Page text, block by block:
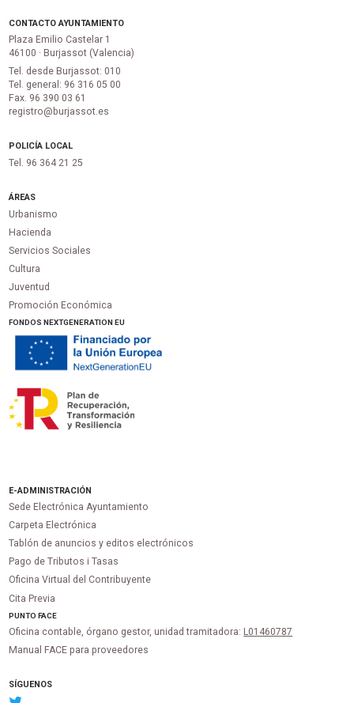
CONTACTO AYUNTAMIENTO
Plaza Emilio Castelar 1
46100 · Burjassot (Valencia)
Tel. desde Burjassot: 010
Tel. general: 96 316 05 00
Fax. 96 390 03 61
registro@burjassot.es
POLICÍA LOCAL
Tel. 96 364 21 25
ÁREAS
Urbanismo
Hacienda
Servicios Sociales
Cultura
Juventud
Promoción Económica
FONDOS NEXTGENERATION EU
E-ADMINISTRACIÓN
Sede Electrónica Ayuntamiento
Carpeta Electrónica
Tablón de anuncios y editos electrónicos
Pago de Tributos i Tasas
Oficina Virtual del Contribuyente
Cita Previa
PUNTOFACE
Oficina contable, órgano gestor, unidad tramitadora: L01460787
Manual FACE para proveedores
SÍGUENOS